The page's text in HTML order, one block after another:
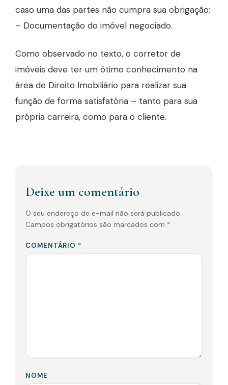
caso uma das partes não cumpra sua obrigação;
– Documentação do imóvel negociado.
Como observado no texto, o corretor de
imóveis deve ter um ótimo conhecimento na
área de Direito Imobiliário para realizar sua
função de forma satisfatória – tanto para sua
própria carreira, como para o cliente.
Deixe um comentário
O seu endereço de e-mail não será publicado.
Campos obrigatórios são marcados com *
COMENTÁRIO *
NOME